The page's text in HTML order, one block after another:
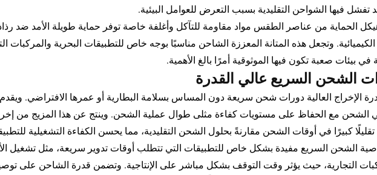
تفشل فيها الشواحن التقليدية بسبب التعرض للعوامل البيئية.
الحماية من عناصر الطقس مواد مقاومة للتآكل وأغلفة خاصة توفر حماية طويلة الأمد ضد
الكيميائية. وتجعل هذه المتانة المعززة الشاحن مناسبًا بوجه خاص للتطبيقات البحرية والمركبات
في بيئات صعبة تكون فيها الموثوقية أمرًا بالغ الأهمية.
الشحن السريع عالي القدرة
الإخراج العالية دورات شحن سريعة دون المساس بسلامة البطارية أو عمرها الافتراضي. ويقدم
في الشحن مع الحفاظ على مستويات كفاءة مثلى طوال عملية الشحن. وينتج عن هذا المزيج من
تقليلًا كبيرًا في أوقات الشحن مقارنةً بحلول الشحن التقليدية، مما يحسن الكفاءة التشغيلية
الشحن السريع مفيدة بشكل خاص للتطبيقات التي تتطلب أوقات تدوير سريعة، مثل تشغيل
التجارية، حيث يؤثر وقت التوقف بشكل مباشر على الإنتاجية. وتضمن قدرة الشاحن على